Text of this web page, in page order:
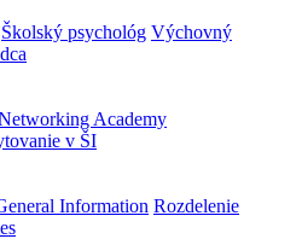
Školský psychológ Výchovný
Academy
v ŠI
Information Rozdelenie